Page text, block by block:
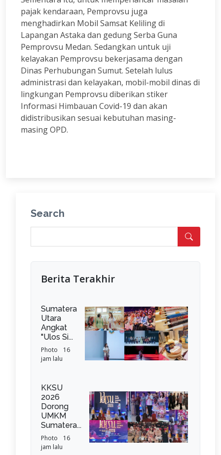
pajak kendaraan, Pemprovsu juga
menghadirkan Mobil Samsat Keliling di
Lapangan Astaka dan gedung Serba Guna
Pemprovsu Medan. Sedangkan untuk uji
kelayakan Pemprovsu bekerjasama dengan
Dinas Perhubungan Sumut. Setelah lulus
administrasi dan kelayakan, mobil-mobil dinas di
lingkungan Pemprovsu diberikan stiker
Informasi Himbauan Covid-19 dan akan
didistribusikan sesuai kebutuhan masing-
masing OPD.
Search
Berita Terakhir
Sumatera
Utara
Angkat
"Ulos Si...
Photo
16
jam lalu
KKSU
2026
Dorong
UMKM
Sumatera...
Photo
16
jam lalu